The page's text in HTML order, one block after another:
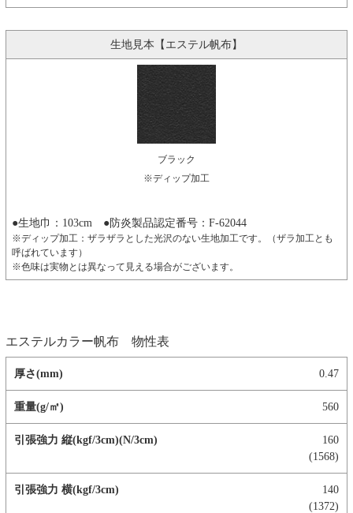
生地見本【エステル帆布】
ブラック
※ディップ加工
●生地巾：103cm ●防炎製品認定番号：F-62044
※ディップ加工：ザラザラとした光沢のない生地加工です。（ザラ加工とも
呼ばれています）
※色味は実物とは異なって見える場合がございます。
エステルカラー帆布 物性表
0.47
560
160
(1568)
140
(1372)